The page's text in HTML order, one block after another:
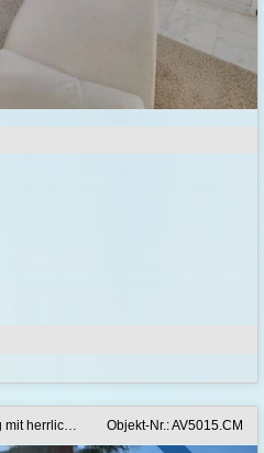
Sa Coma: Schöne Balkonwohnung mit herrlichem Pool plus Tiefgarage in TOP-Anlage Objekt-Nr.: AV5015.CM